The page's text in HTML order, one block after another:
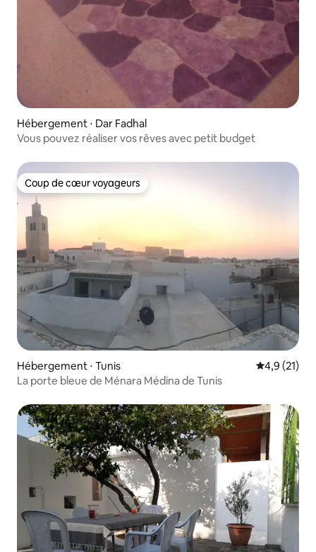
Hébergement ⋅ Dar Fadhal
Vous pouvez réaliser vos rêves avec petit budget
Coup de cœur voyageurs
Coup de cœur voyageurs
Hébergement ⋅ Tunis Évaluation
4,9 (21)
La porte bleue de Ménara Médina de Tunis